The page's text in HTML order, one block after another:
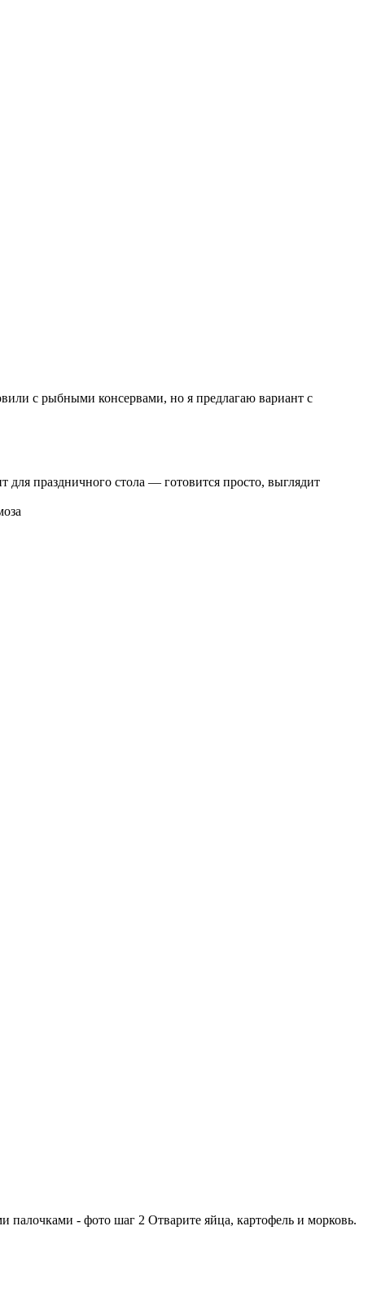
с рыбными консервами, но я предлагаю вариант с
праздничного стола — готовится просто, выглядит
Отварите яйца, картофель и морковь.